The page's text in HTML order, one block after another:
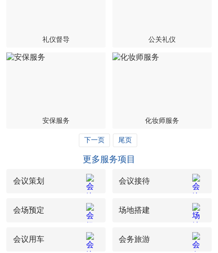
礼仪督导 公关礼仪
安保服务 化妆师服务
下一页 尾页
更多服务项目
会议策划 会议接待
会场预定 场地搭建
会议用车 会务旅游